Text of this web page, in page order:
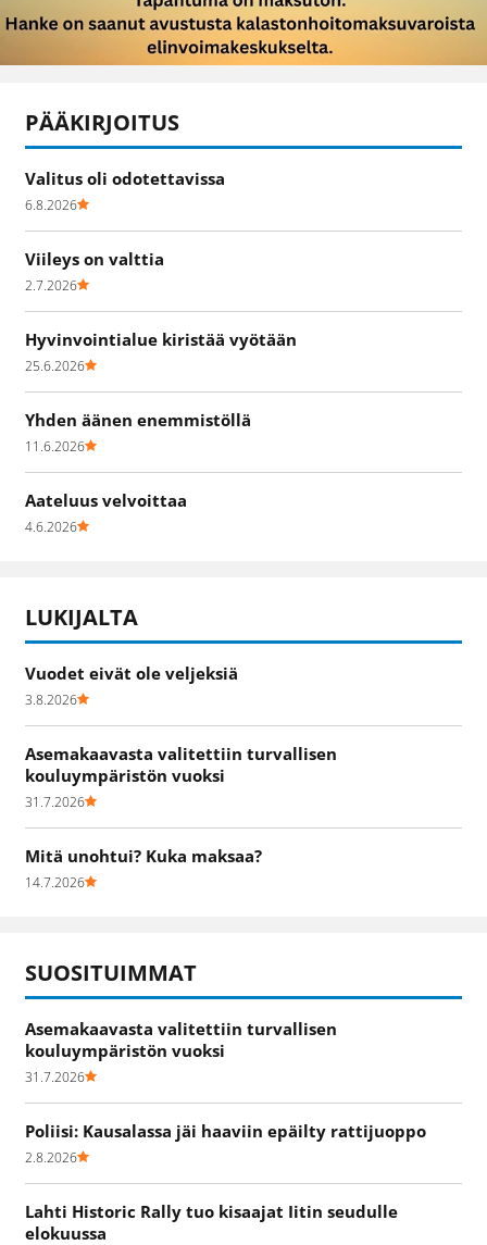
PÄÄKIRJOITUS
Valitus oli odotettavissa
6.8.2026
Viileys on valttia
2.7.2026
Hyvinvointialue kiristää vyötään
25.6.2026
Yhden äänen enemmistöllä
11.6.2026
Aateluus velvoittaa
4.6.2026
LUKIJALTA
Vuodet eivät ole veljeksiä
3.8.2026
Asemakaavasta valitettiin turvallisen
kouluympäristön vuoksi
31.7.2026
Mitä unohtui? Kuka maksaa?
14.7.2026
SUOSITUIMMAT
Asemakaavasta valitettiin turvallisen
kouluympäristön vuoksi
31.7.2026
Poliisi: Kausalassa jäi haaviin epäilty rattijuoppo
2.8.2026
Lahti Historic Rally tuo kisaajat Iitin seudulle
elokuussa